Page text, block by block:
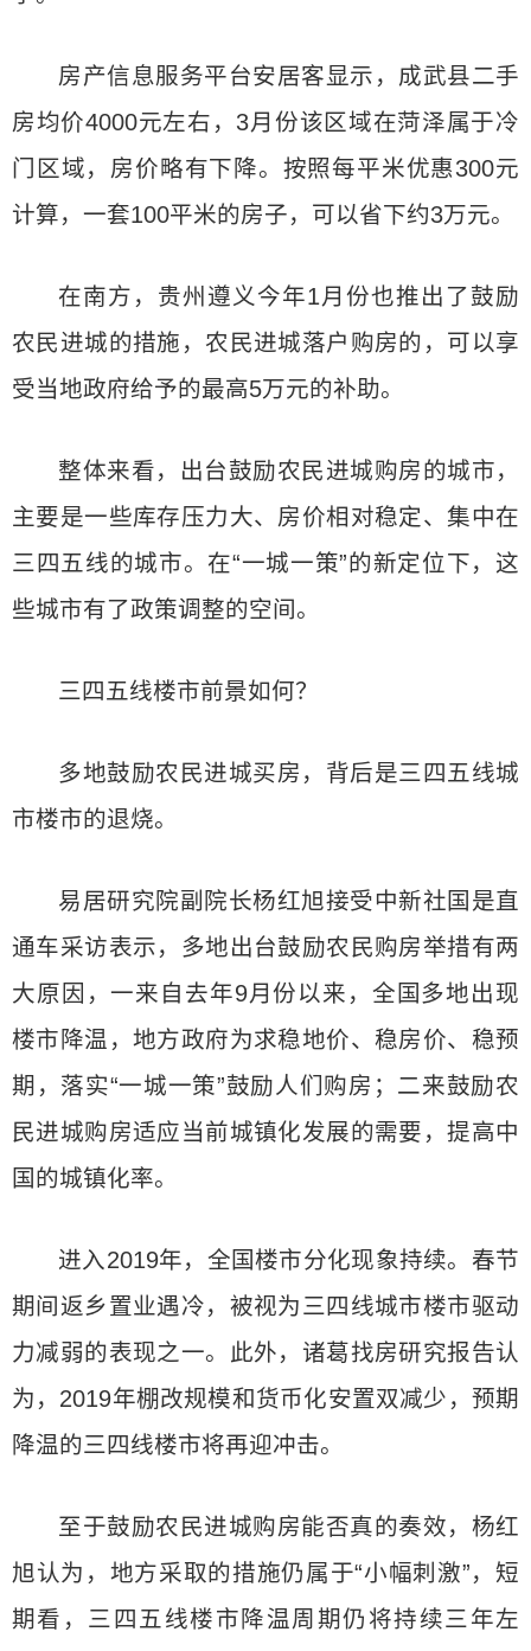
房产信息服务平台安居客显示，成武县二手
房均价4000元左右，3月份该区域在菏泽属于冷
门区域，房价略有下降。按照每平米优惠300元
计算，一套100平米的房子，可以省下约3万元。
在南方，贵州遵义今年1月份也推出了鼓励
农民进城的措施，农民进城落户购房的，可以享
受当地政府给予的最高5万元的补助。
整体来看，出台鼓励农民进城购房的城市，
主要是一些库存压力大、房价相对稳定、集中在
三四五线的城市。在“一城一策”的新定位下，这
些城市有了政策调整的空间。
三四五线楼市前景如何？
多地鼓励农民进城买房，背后是三四五线城
市楼市的退烧。
易居研究院副院长杨红旭接受中新社国是直
通车采访表示，多地出台鼓励农民购房举措有两
大原因，一来自去年9月份以来，全国多地出现
楼市降温，地方政府为求稳地价、稳房价、稳预
期，落实“一城一策”鼓励人们购房；二来鼓励农
民进城购房适应当前城镇化发展的需要，提高中
国的城镇化率。
进入2019年，全国楼市分化现象持续。春节
期间返乡置业遇冷，被视为三四线城市楼市驱动
力减弱的表现之一。此外，诸葛找房研究报告认
为，2019年棚改规模和货币化安置双减少，预期
降温的三四线楼市将再迎冲击。
至于鼓励农民进城购房能否真的奏效，杨红
旭认为，地方采取的措施仍属于“小幅刺激”，短
期看，三四五线楼市降温周期仍将持续三年左